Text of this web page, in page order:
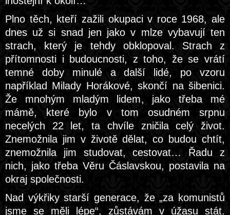
Plno těch, kteří zažili okupaci v roce 1968, ale
dnes už si snad jen jako v mlze vybavují ten
strach, který je tehdy obklopoval. Strach z
přítomnosti i budoucnosti, z toho, že se vrátí
temné doby minulé a další lidé, po vzoru
například Milady Horákové, skončí na šibenici.
Že mnohým mladým lidem, jako třeba mé
mámě, které bylo v tom osudném srpnu
necelých 22 let, ta chvíle zničila celý život.
Znemožnila jim v životě dělat, co budou chtít,
znemožnila jim studovat, cestovat… Řadu z
nich, jako třeba Věru Čáslavskou, postavila na
okraj společnosti.
Nad výkřiky starší generace, že „za komunistů
jsme se měli lépe“, zůstávám v úžasu stát.